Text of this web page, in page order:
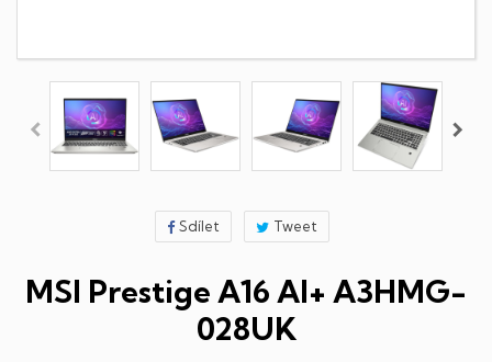
Sdílet Tweet
MSI Prestige A16 AI+ A3HMG-
028UK